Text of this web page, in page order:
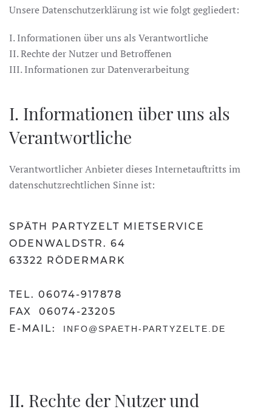
Unsere Datenschutzerklärung ist wie folgt gegliedert:
I. Informationen über uns als Verantwortliche
II. Rechte der Nutzer und Betroffenen
III. Informationen zur Datenverarbeitung
I. Informationen über uns als
Verantwortliche
Verantwortlicher Anbieter dieses Internetauftritts im
datenschutzrechtlichen Sinne ist:
SPÄTH PARTYZELT MIETSERVICE
ODENWALDSTR. 64
63322 RÖDERMARK
TEL. 06074-917878
FAX 06074-23205
E-MAIL:
INFO@SPAETH-PARTYZELTE.DE
II. Rechte der Nutzer und